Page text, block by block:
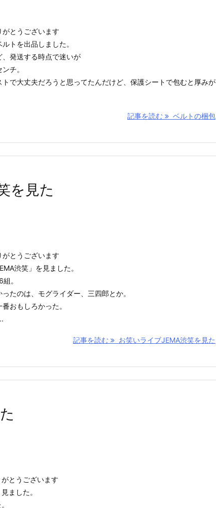
がとうございます
トを出品しました。
、発送する時点で迷いが
チ。
トで大丈夫だろうと思ってたんだけど、保護シートで包むと厚みが
記事を読む ベルトの梱包
を見た
がとうございます
渋笑」を見ました。
。
たのは、モグライダー、三四郎とか。
おもしろかった。
記事を読む お笑いライブJEMA渋笑を見た
とうございます
ました。